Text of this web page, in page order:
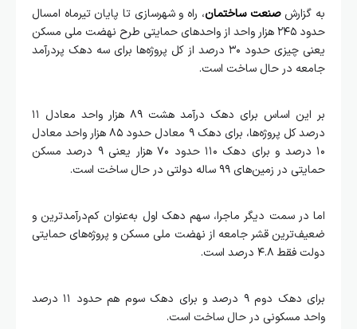
به گزارشصنعت ساختمان، راه و شهرسازی تا پایان تیرماه امسال
حدود ۲۴۵ هزار واحد از واحدهای حمایتی طرح نهضت ملی مسکن
یعنی چیزی حدود ۳۰ درصد از کل پروژه‌ها برای سه دهک پردرآمد
جامعه در حال ساخت است.
بر این اساس برای دهک درآمد هشت ۸۹ هزار واحد معادل ۱۱
درصد کل پروژه‌ها، برای دهک ۹ معادل حدود ۸۵ هزار واحد معادل
۱۰ درصد و برای دهک ۱۱۰ حدود ۷۰ هزار یعنی ۹ درصد مسکن
حمایتی در زمین‌های ۹۹ ساله دولتی در حال ساخت است.
اما در سمت دیگر ماجرا، سهم دهک اول به‌عنوان کم‌درآمدترین و
ضعیف‌ترین قشر جامعه از نهضت ملی مسکن و پروژه‌های حمایتی
دولت فقط ۴.۸ درصد است.
برای دهک دوم ۹ درصد و برای دهک سوم هم حدود ۱۱ درصد
واحد مسکونی در حال ساخت است.